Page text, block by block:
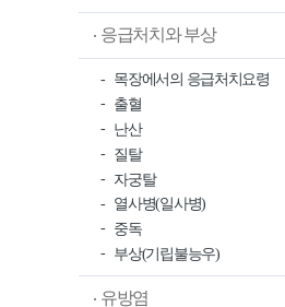
응급처치와 부상
목장에서의 응급처치요령
출혈
난산
질탈
자궁탈
열사병(일사병)
중독
부상(기립불능우)
유방염